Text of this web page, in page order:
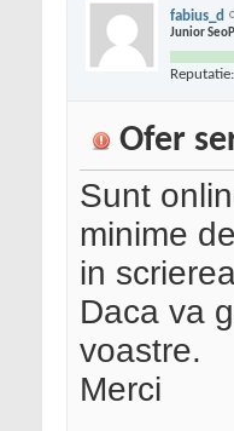
fabius_d
Junior
Reputatie:
Ofer
Sunt
minime
in
Daca va
voastre.
Merci